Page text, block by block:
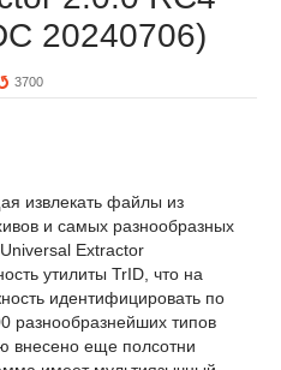
20240706)
3700
извлекать файлы из
и самых разнообразных
Extractor
утилиты TrID, что на
идентифицировать по
разнообразнейших типов
внесено еще полсотни